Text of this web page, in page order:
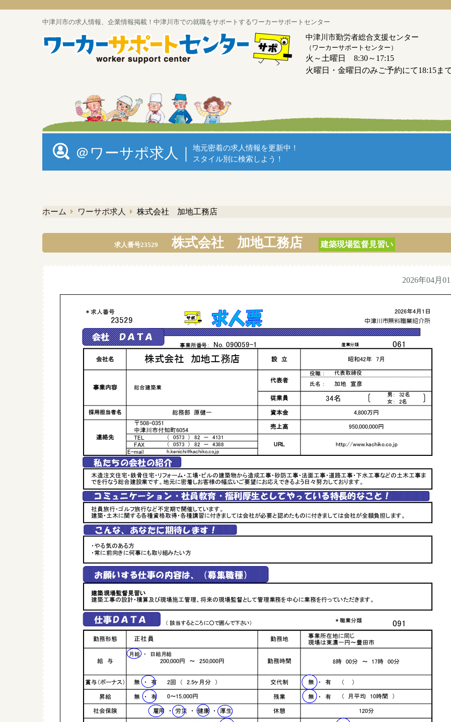
中津川市の求人情報、企業情報掲載！中津川市での就職をサポートするワーカーサポートセンター
中津川市勤労者総合支援センター
（ワーカーサポートセンター）
火～土曜日 8:30～17:15
火曜日・金曜日のみご予約にて18:15ま
＠ワーサポ求人｜
地元密着の求人情報を更新中！
スタイル別に検索しよう！
ホーム ワーサポ求人 株式会社 加地工務店
求人番号23529 株式会社 加地工務店 建築現場監督見習い
2026年04月
＊求人番号
産業分類
役職 ：
TEL
FAX
E-mail
＊職業分類
賞与（ボーナス） 無 ・ 有 交代制 無 ・ 有
昇給 無 ・ 有 残業 無 ・ 有
社会保険 休憩
2026年4月1日
23529 中津川市無料職業紹介所
061
事業所番号：No. 090059-1
採用担当者名 総務部 原健一 資本金 4,800万円
連絡先
〒508-0351
会社名 株式会社 加地工務店 設 立 昭和42年 7月
事業内容 総合建築業
代表者
代表取締役
氏名 ：
加地 宣彦
従業員 34名
男： 32名
女： 2名
売上高 950,000,000円
中津川市付知町6054
（ 0573 ） 82 － 4131
木造注文住宅・鉄骨住宅・リフォーム・工場・ビルの建築物から造成工事・砂防工事・法面工事・道路工事・下水工事などの土木工
事ま
でを行なう総合建設業です。地元に密着しお客様の幅広いご要望にお応えできるよう日々努力しております。
URL http://www.kachiko.co.jp
（ 0573 ） 82 － 4388
h.kenichi@kachiko.co.jp
社員旅行・ゴルフ旅行など不定期で開催しています。
建築・土木に関する各種資格取得・各種講習に付きましては会社が必要と認めたものに付きましては会社が全額負担します。
・やる気のある方
・常に前向きに何事にも取り組みたい方
建築現場監督見習い
建築工事の設計・積算及び現場施工管理、将来の現場監督として管理業務を中心に業務を行っていただきます。
( 該当するところに○で囲んで下さい) 091
勤務形態 正社員 勤務地
事業所在地に同じ
現場は東濃一円～豊田市
給 与 200,000円 ～ 250,000円 勤務時間 8時 00分 ～ 17時 00分
2回 （ 2.5ヶ月分 ） （ ）
0～15,000円 （ 月平均 10時間 ）
雇用 ・ 労災 ・ 健康 ・ 厚生 120分
月給 ・ 日給月給
会社 ＤＡＴＡ
私たちの会社の紹介
お願いする仕事の内容は、（募集職種）
こんな、あなたに期待します！
コミュニケーション・社員教育・福利厚生としてやっている特長的なこと！
仕事ＤＡＴＡ